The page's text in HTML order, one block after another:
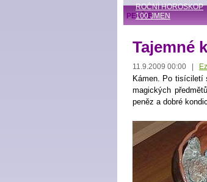
ROČNÍ HOROSKOP
100 JMEN
PENÍZE
Tajemné
11.9.2009 00:00 |
Kámen. Po tisíciletí
magických
peněz a dobré